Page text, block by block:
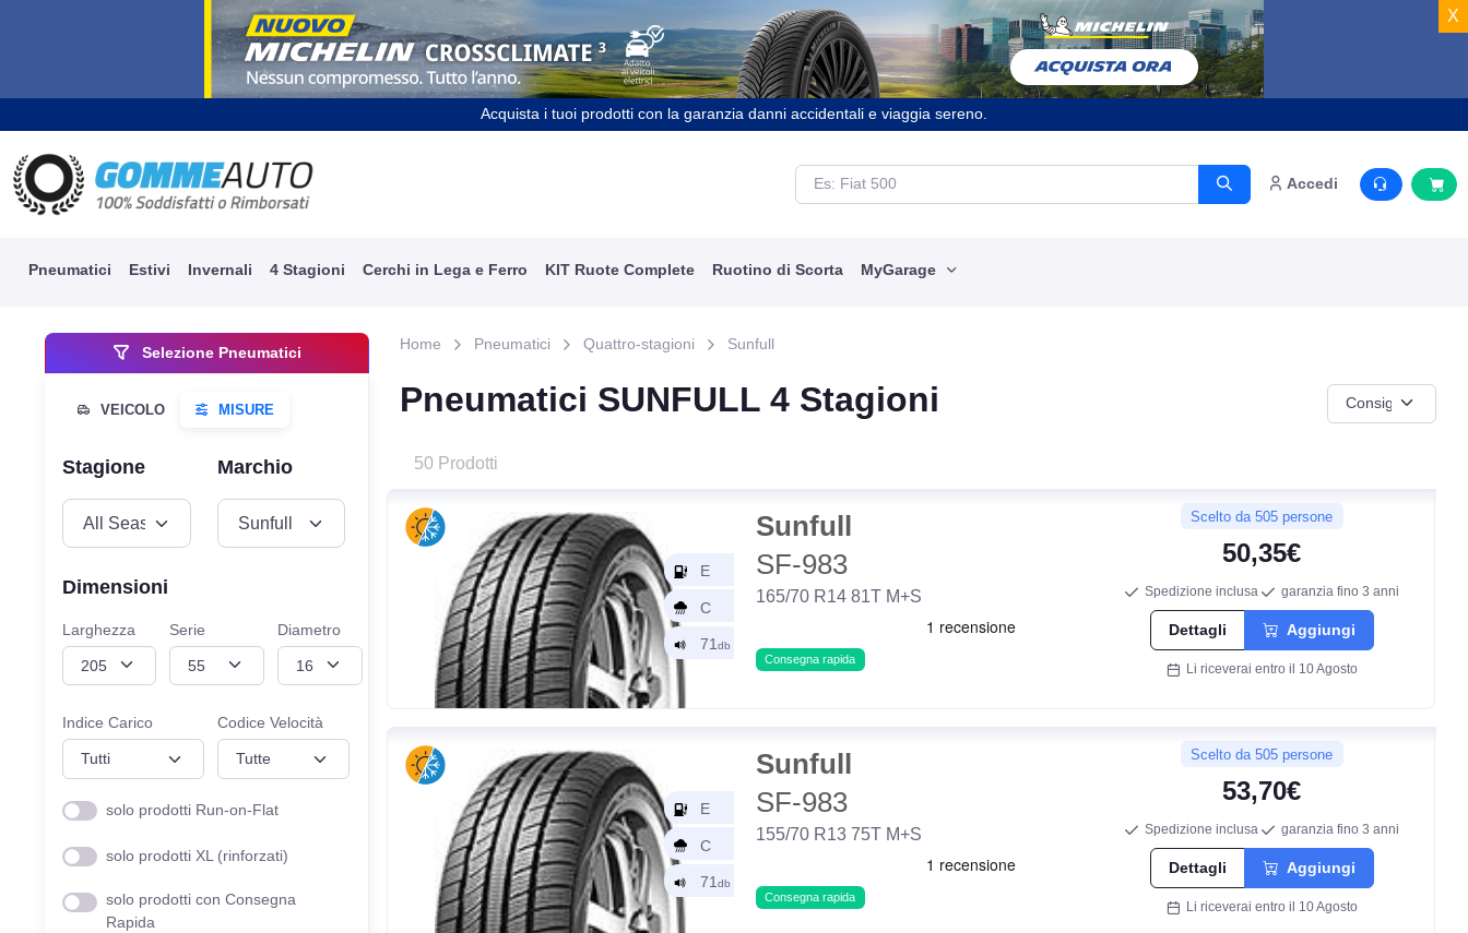
X
Acquista i tuoi prodotti con la garanzia danni accidentali e viaggia sereno.
Accedi
Pneumatici Estivi Invernali 4 Stagioni Cerchi in Lega e Ferro KIT Ruote Complete Ruotino di Scorta MyGarage
Selezione Pneumatici
MISURE
Stagione Marchio
Dimensioni
Larghezza Serie Diametro
Indice Carico Codice Velocità
solo prodotti Run-on-Flat
solo prodotti XL (rinforzati)
solo prodotti con Consegna
Rapida
Home Pneumatici Quattro-stagioni Sunfull
Pneumatici SUNFULL 4 Stagioni
50 Prodotti
Sunfull
SF-983
165/70 R14 81T M+S
Consegna rapida
Scelto da 505 persone
50,35€
Spedizione inclusa garanzia fino 3 anni
Dettagli Aggiungi
Li riceverai entro il 10 Agosto
Sunfull
SF-983
155/70 R13 75T M+S
Consegna rapida
Scelto da 505 persone
53,70€
Spedizione inclusa garanzia fino 3 anni
Dettagli Aggiungi
Li riceverai entro il 10 Agosto